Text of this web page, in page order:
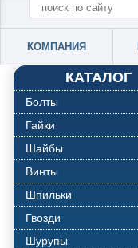
КОМПАНИЯ
КАТАЛОГ
Болты
Гайки
Шайбы
Винты
Шпильки
Гвозди
Шурупы